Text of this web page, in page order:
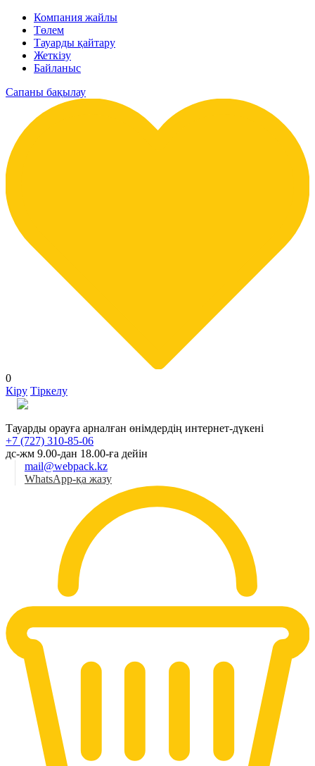
Компания жайлы
Төлем
Тауарды қайтару
Жеткізу
Байланыс
Сапаны бақылау
0
Кіру Тіркелу
Тауарды орауға арналған өнімдердің интернет-дүкені
+7 (727) 310-85-06
дс-жм 9.00-дан 18.00-ға дейін
mail@webpack.kz
WhatsApp-қа жазу